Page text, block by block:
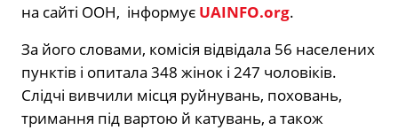
на сайті ООН, інформує UAINFO.org.
За його словами, комісія відвідала 56 населених
пунктів і опитала 348 жінок і 247 чоловіків.
Слідчі вивчили місця руйнувань, поховань,
тримання під вартою й катувань, а також